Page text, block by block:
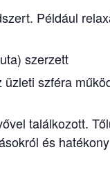
Például
szerzett
szféra
találkozott.
és